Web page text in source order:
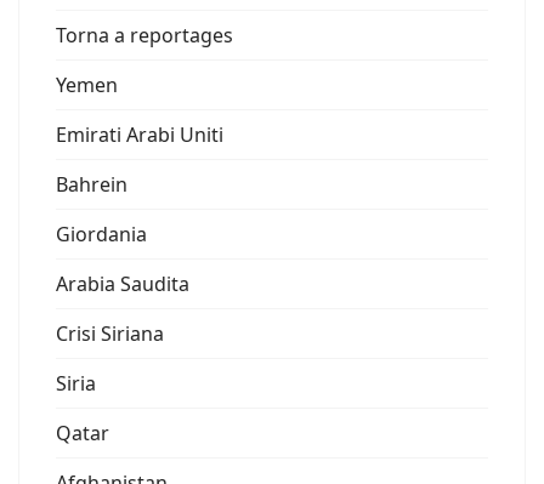
Torna a reportages
Yemen
Emirati Arabi Uniti
Bahrein
Giordania
Arabia Saudita
Crisi Siriana
Siria
Qatar